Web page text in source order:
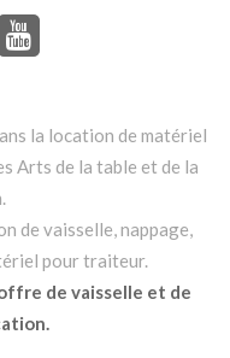
la location de matériel
Arts de la table et de la
de vaisselle, nappage,
pour traiteur.
de vaisselle et de